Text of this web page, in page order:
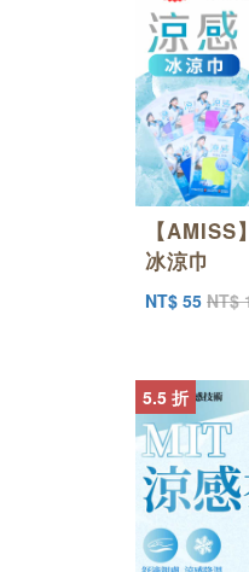
【AMISS
冰涼巾
NT$ 55 NT$
5.5 折